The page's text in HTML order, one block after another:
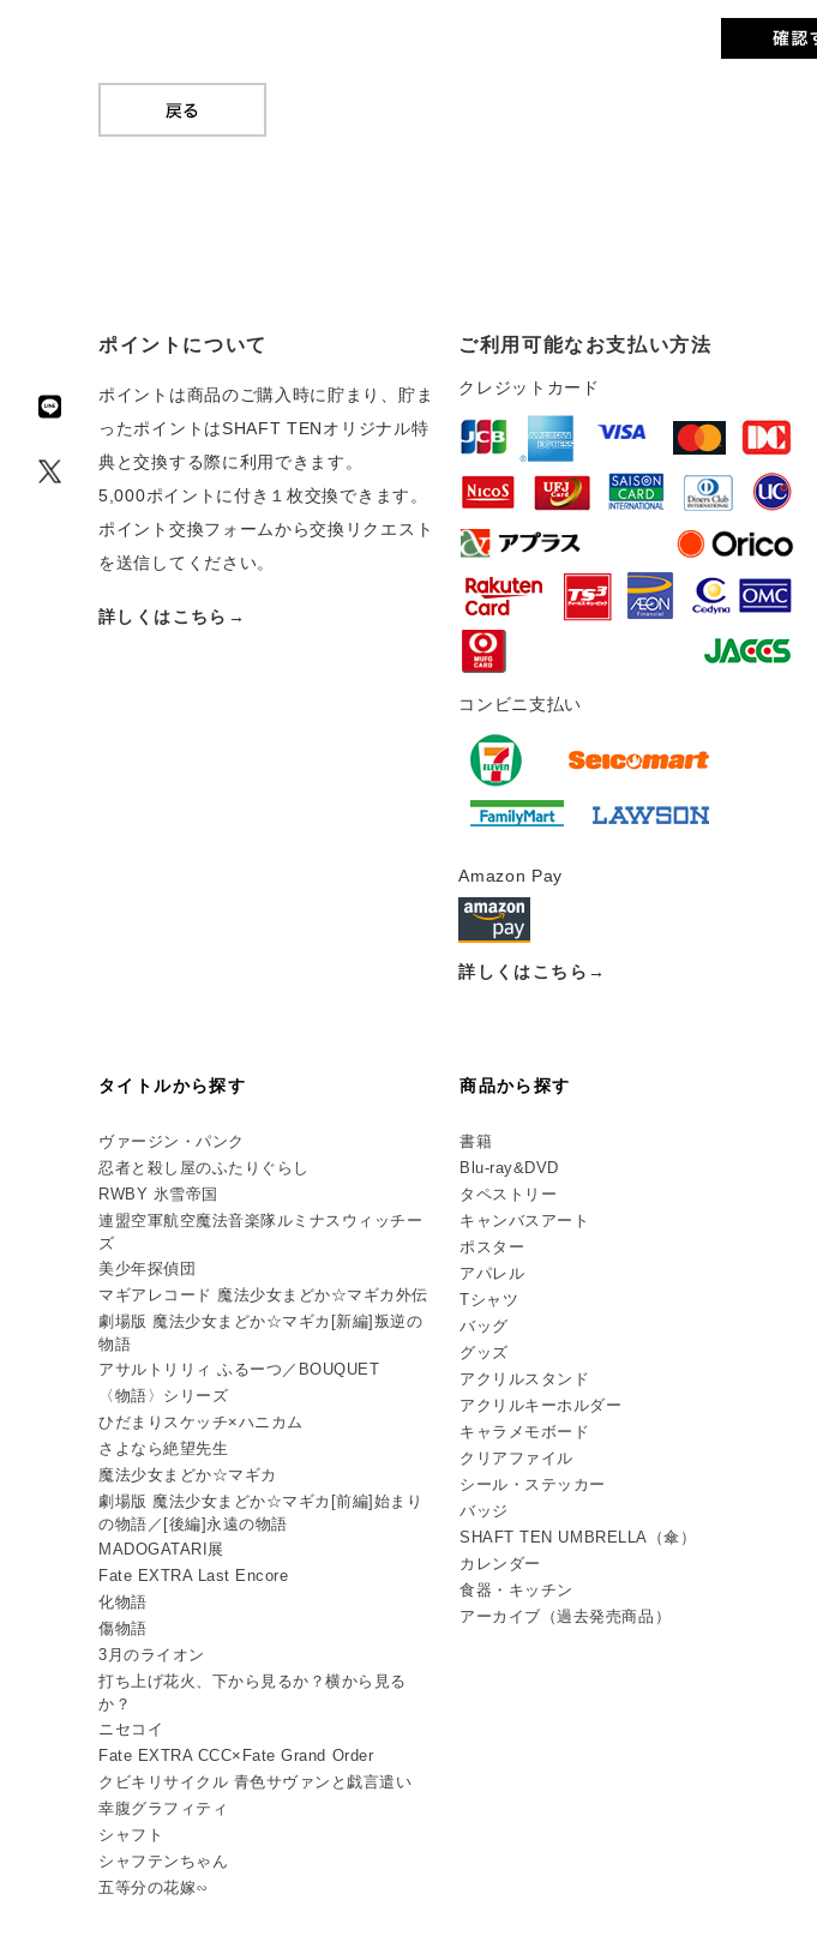
ポイントについて
ポイントは商品のご購入時に貯まり、貯ま
ったポイントはSHAFT TENオリジナル特
典と交換する際に利用できます。
5,000ポイントに付き１枚交換できます。
ポイント交換フォームから交換リクエスト
を送信してください。
詳しくはこちら→
ご利用可能なお支払い方法
クレジットカード
コンビニ支払い
Amazon Pay
詳しくはこちら→
タイトルから探す
ヴァージン・パンク
忍者と殺し屋のふたりぐらし
RWBY 氷雪帝国
連盟空軍航空魔法音楽隊ルミナスウィッチー
ズ
美少年探偵団
マギアレコード 魔法少女まどか☆マギカ外伝
劇場版 魔法少女まどか☆マギカ[新編]叛逆の
物語
アサルトリリィ ふるーつ／BOUQUET
〈物語〉シリーズ
ひだまりスケッチ×ハニカム
さよなら絶望先生
魔法少女まどか☆マギカ
劇場版 魔法少女まどか☆マギカ[前編]始まり
の物語／[後編]永遠の物語
MADOGATARI展
Fate EXTRA Last Encore
化物語
傷物語
3月のライオン
打ち上げ花火、下から見るか？横から見る
か？
ニセコイ
Fate EXTRA CCC×Fate Grand Order
クビキリサイクル 青色サヴァンと戯言遣い
幸腹グラフィティ
シャフト
シャフテンちゃん
五等分の花嫁∽
商品から探す
書籍
Blu-ray&DVD
タペストリー
キャンバスアート
ポスター
アパレル
Tシャツ
バッグ
グッズ
アクリルスタンド
アクリルキーホルダー
キャラメモボード
クリアファイル
シール・ステッカー
バッジ
SHAFT TEN UMBRELLA（傘）
カレンダー
食器・キッチン
アーカイブ（過去発売商品）